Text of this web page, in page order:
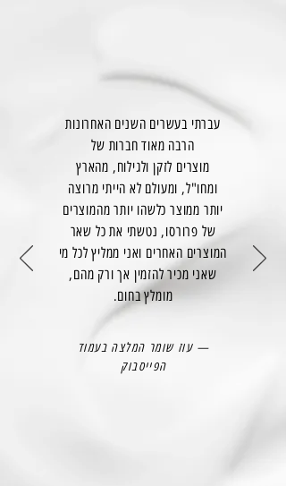
עברתי בעשרים השנים האחרונות
הרבה מאוד חברות של
מוצרים לזקן ולגילוח, מהארץ
ומחו"ל, ומעולם לא הייתי מרוצה
יותר ממוצר כלשהו יותר מהמוצרים
של פרורסו, נטשתי את כל שאר
המוצרים האחרים ואני ממליץ לכל מי
שאני מכיר להזמין אך ורק מהם,
מומלץ בחום.
— עוז שומר המלצה בעמוד
הפייסבוק